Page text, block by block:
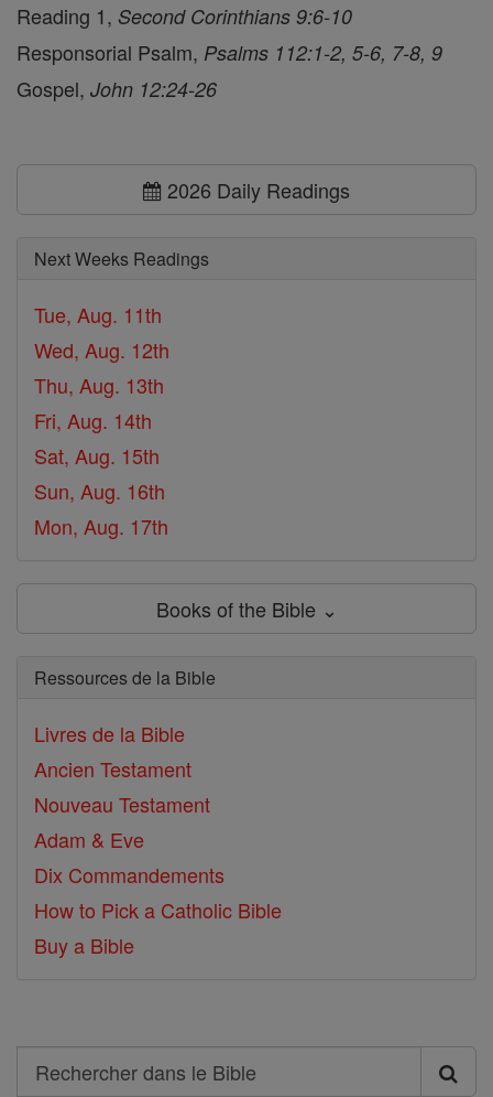
Reading 1, Second Corinthians 9:6-10
Responsorial Psalm, Psalms 112:1-2, 5-6, 7-8, 9
Gospel, John 12:24-26
2026 Daily Readings
Next Weeks Readings
Tue, Aug. 11th
Wed, Aug. 12th
Thu, Aug. 13th
Fri, Aug. 14th
Sat, Aug. 15th
Sun, Aug. 16th
Mon, Aug. 17th
Books of the Bible ⌄
Ressources de la Bible
Livres de la Bible
Ancien Testament
Nouveau Testament
Adam & Eve
Dix Commandements
How to Pick a Catholic Bible
Buy a Bible
Search